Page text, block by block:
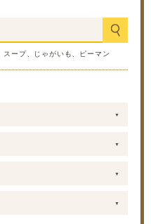
ープ、じゃがいも、ピーマン